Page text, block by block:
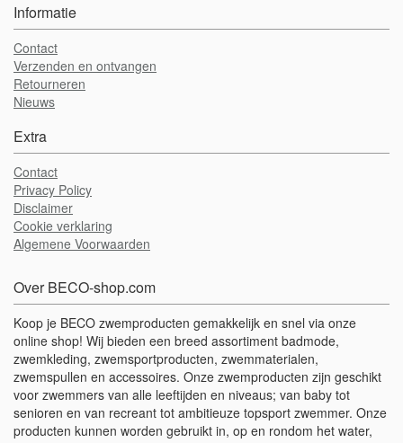
Informatie
Contact
Verzenden en ontvangen
Retourneren
Nieuws
Extra
Contact
Privacy Policy
Disclaimer
Cookie verklaring
Algemene Voorwaarden
Over BECO-shop.com
Koop je BECO zwemproducten gemakkelijk en snel via onze
online shop! Wij bieden een breed assortiment badmode,
zwemkleding, zwemsportproducten, zwemmaterialen,
zwemspullen en accessoires. Onze zwemproducten zijn geschikt
voor zwemmers van alle leeftijden en niveaus; van baby tot
senioren en van recreant tot ambitieuze topsport zwemmer. Onze
producten kunnen worden gebruikt in, op en rondom het water,